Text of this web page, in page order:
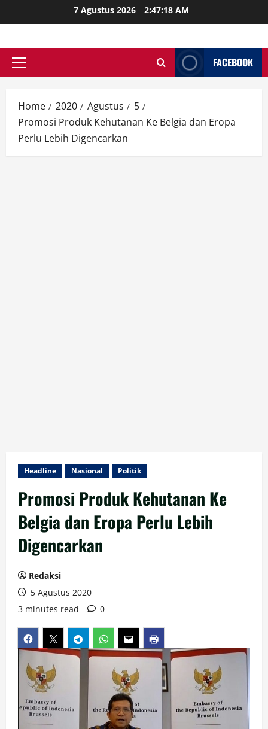
to
7 Agustus 2026 2:47:20 AM
Primary
FACEBOOK
Home 2020 Agustus
5
Promosi Produk Kehutanan Ke Belgia dan Eropa
Perlu Lebih Digencarkan
Headline Nasional Politik
Promosi Produk Kehutanan Ke
Belgia dan Eropa Perlu Lebih
Digencarkan
Redaksi
5 Agustus 2020
3 minutes read
0